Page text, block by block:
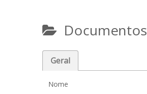
Documentos
Geral
Nome